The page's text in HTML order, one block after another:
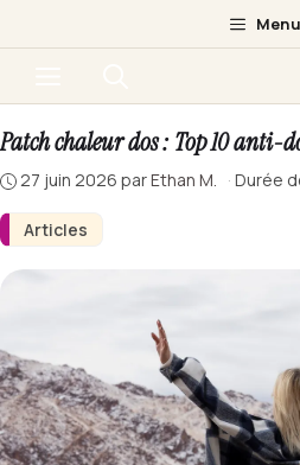
au
Menu
Articles
Patch chaleur dos : Top 10 anti-
27 juin 2026 parEthan M. · Durée